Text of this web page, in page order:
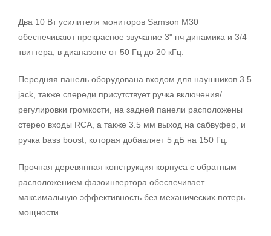
Два 10 Вт усилителя мониторов Samson M30
обеспечивают прекрасное звучание 3" нч динамика и 3/4
твиттера, в диапазоне от 50 Гц до 20 кГц.
Передняя панель оборудована входом для наушников 3.5
jack, также спереди присутствует ручка включения/
регулировки громкости, на задней панели расположены
стерео входы RCA, а также 3.5 мм выход на сабвуфер, и
ручка bass boost, которая добавляет 5 дБ на 150 Гц.
Прочная деревянная конструкция корпуса с обратным
расположением фазоинвертора обеспечивает
максимальную эффективность без механических потерь
мощности.